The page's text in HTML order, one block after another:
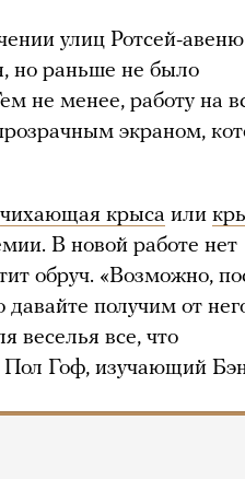
улиц Ротсей-авеню
но раньше не было
не менее, работу на
экраном,
чихающая крыса или
В новой работе нет
обруч. «Возможно,
получим от
веселья все, что
Гоф, изучающий